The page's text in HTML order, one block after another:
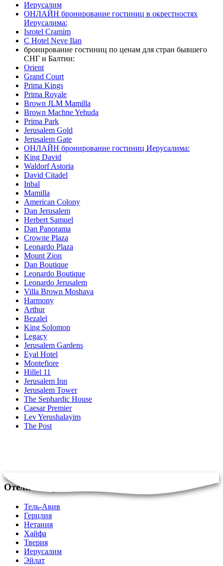
Иерусалим
ОНЛАЙН бронирование гостиниц в окрестностях
Иерусалима:
Isrotel Cramim
C Hotel Neve Ilan
бронирование гостиниц по ценам для стран бывшего
СНГ и Балтии:
Orient
Grand Court
Prima Kings
Prima Royale
Brown JLM Mamilla
Brown Machne Yehuda
Prima Park
Jerusalem Gold
Jerusalem Gate
ОНЛАЙН бронирование гостиниц Иерусалима:
King David
Waldorf Astoria
David Citadel
Inbal
Mamilla
American Colony
Dan Jerusalem
Herbert Samuel
Dan Panorama
Crowne Plaza
Leonardo Plaza
Mount Zion
Dan Boutique
Leonardo Boutique
Leonardo Jerusalem
Villa Brown Moshava
Harmony
Arthur
Bezalel
King Solomon
Legacy
Jerusalem Gardens
Eyal Hotel
Montefiore
Hillel 11
Jerusalem Inn
Jerusalem Tower
The Sephardic House
Caesar Premier
Lev Yerushalayim
The Post
Отели в Израиле
Тель-Авив
Герцлия
Нетания
Хайфа
Тверия
Иерусалим
Эйлат